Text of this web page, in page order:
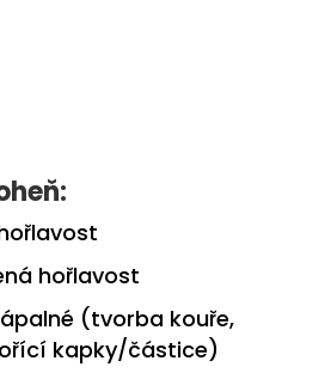
hořlavost
(tvorba kouře,
kapky/částice)